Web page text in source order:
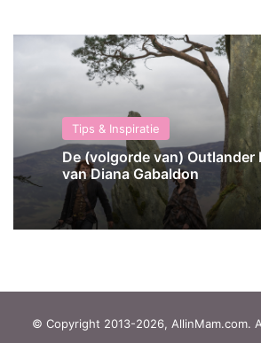
Tips & Inspiratie
De (volgorde van) Outlander
van Diana Gabaldon
© Copyright 2013-2026, AllinMam.com.